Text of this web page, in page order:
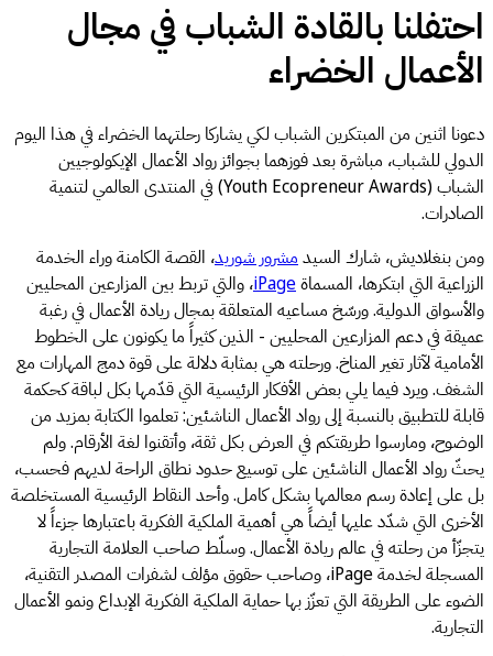
احتفلنا بالقادة الشباب في مجال
الأعمال الخضراء
دعونا اثنين من المبتكرين الشباب لكي يشاركا رحلتهما الخضراء في هذا اليوم
الدولي للشباب، مباشرة بعد فوزهما بجوائز رواد الأعمال الإيكولوجيين
الشباب (Youth Ecopreneur Awards) في المنتدى العالمي لتنمية
الصادرات.
ومن بنغلاديش، شارك السيد مشرور شوريد، القصة الكامنة وراء الخدمة
الزراعية التي ابتكرها، المسماةiPage، والتي تربط بين المزارعين المحليين
والأسواق الدولية. ورسّخ مساعيه المتعلقة بمجال ريادة الأعمال في رغبة
عميقة في دعم المزارعين المحليين - الذين كثيراً ما يكونون على الخطوط
الأمامية لآثار تغير المناخ. ورحلته هي بمثابة دلالة على قوة دمج المهارات مع
الشغف. ويرد فيما يلي بعض الأفكار الرئيسية التي قدّمها بكل لباقة كحكمة
قابلة للتطبيق بالنسبة إلى رواد الأعمال الناشئين: تعلموا الكتابة بمزيد من
الوضوح، ومارسوا طريقتكم في العرض بكل ثقة، وأتقنوا لغة الأرقام. ولم
يحثّ رواد الأعمال الناشئين على توسيع حدود نطاق الراحة لديهم فحسب،
بل على إعادة رسم معالمها بشكل كامل. وأحد النقاط الرئيسية المستخلصة
الأخرى التي شدّد عليها أيضاً هي أهمية الملكية الفكرية باعتبارها جزءاً لا
يتجزّأ من رحلته في عالم ريادة الأعمال. وسلّط صاحب العلامة التجارية
المسجلة لخدمة iPage، وصاحب حقوق مؤلف لشفرات المصدر التقنية،
الضوء على الطريقة التي تعزّز بها حماية الملكية الفكرية الإبداع ونمو الأعمال
التجارية.